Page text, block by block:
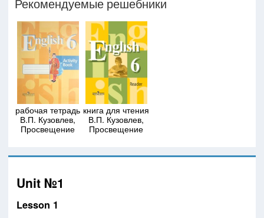
рабочая тетрадь
В.П. Кузовлев,
Просвещение
книга для чтения
В.П. Кузовлев,
Просвещение
Unit №1
Lesson 1